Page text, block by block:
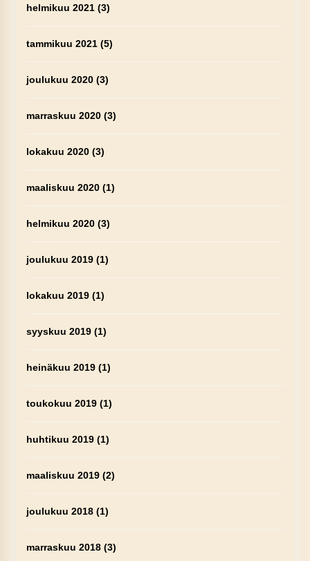
helmikuu 2021(3)
tammikuu 2021(5)
joulukuu 2020(3)
marraskuu 2020(3)
lokakuu 2020(3)
maaliskuu 2020(1)
helmikuu 2020(3)
joulukuu 2019(1)
lokakuu 2019(1)
syyskuu 2019(1)
heinäkuu 2019(1)
toukokuu 2019(1)
huhtikuu 2019(1)
maaliskuu 2019(2)
joulukuu 2018(1)
marraskuu 2018(3)